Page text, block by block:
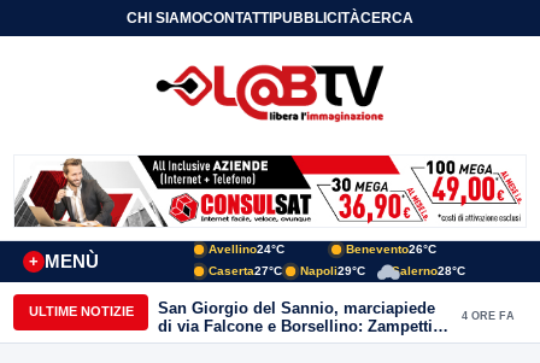
CHI SIAMOCONTATTIPUBBLICITÀCERCA
MENÙ
+
Avellino24°C Benevento26°C
Caserta27°C Napoli29°C Salerno28°C
ULTIME NOTIZIE
San Giorgio del Sannio, marciapiede
di via Falcone e Borsellino: Zampetti e
Lombardi replicano alle polemiche
4 ORE FA